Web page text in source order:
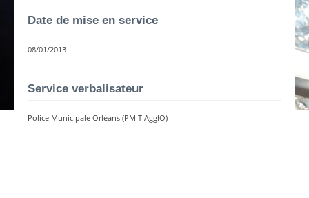
Date de mise en service
08/01/2013
Service verbalisateur
Police Municipale Orléans (PMIT AgglO)